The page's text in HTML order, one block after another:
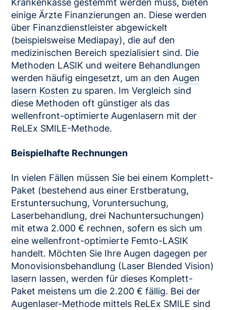
Krankenkasse gestemmt werden muss, bieten
einige Ärzte Finanzierungen an. Diese werden
über Finanzdienstleister abgewickelt
(beispielsweise Mediapay), die auf den
medizinischen Bereich spezialisiert sind. Die
Methoden LASIK und weitere Behandlungen
werden häufig eingesetzt, um an den Augen
lasern Kosten zu sparen. Im Vergleich sind
diese Methoden oft günstiger als das
wellenfront-optimierte Augenlasern mit der
ReLEx SMILE-Methode.
Beispielhafte Rechnungen
In vielen Fällen müssen Sie bei einem Komplett-
Paket (bestehend aus einer Erstberatung,
Erstuntersuchung, Voruntersuchung,
Laserbehandlung, drei Nachuntersuchungen)
mit etwa 2.000 € rechnen, sofern es sich um
eine wellenfront-optimierte Femto-LASIK
handelt. Möchten Sie Ihre Augen dagegen per
Monovisionsbehandlung (Laser Blended Vision)
lasern lassen, werden für dieses Komplett-
Paket meistens um die 2.200 € fällig. Bei der
Augenlaser-Methode mittels ReLEx SMILE sind